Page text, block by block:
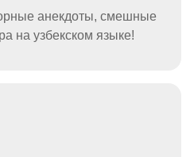
анекдоты, смешные
на узбекском языке!